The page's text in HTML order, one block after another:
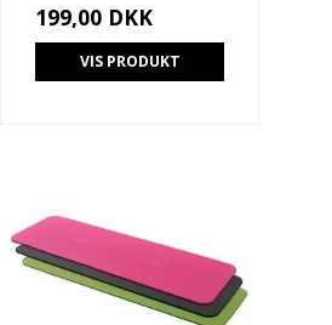
199,00 DKK
VIS PRODUKT